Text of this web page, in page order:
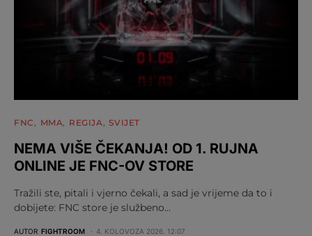
FNC MMA REGIJA SVIJET
NEMA VIŠE ČEKANJA! OD 1. RUJNA
ONLINE JE FNC-OV STORE
Tražili ste, pitali i vjerno čekali, a sad je vrijeme da to i
dobijete: FNC store je službeno…
AUTOR FIGHTROOM 4. KOLOVOZA 2026. 12:07